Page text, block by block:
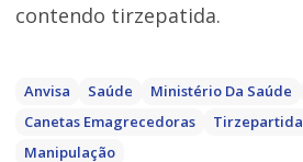
contendo tirzepatida.
Anvisa Saúde Ministério Da Saúde
Canetas Emagrecedoras
Tirzepartida
Manipulação